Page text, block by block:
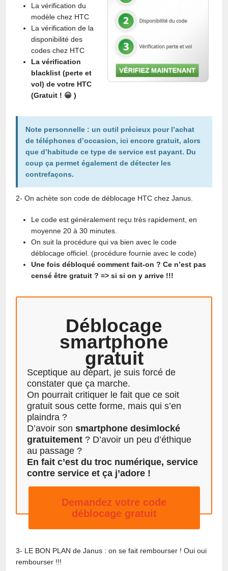
La vérification du
modèle chez HTC
La vérification de la
disponibilité des
codes chez HTC
La vérification
blacklist (perte et
vol) de votre HTC
(Gratuit ! 😀 )
Note personnelle : un outil précieux pour l’achat
de téléphones d’occasion, ici encore gratuit, alors
que d’habitude ce type de service est payant. Du
coup ça permet également de détecter les
contrefaçons.
2- On achète son code de déblocage HTC chez Janus.
Le code est généralement reçu très rapidement, en
moyenne 20 à 30 minutes.
On suit la procédure qui va bien avec le code
déblocage officiel. (procédure fournie avec le code)
Une fois débloqué comment fait-on ? Ce n’est pas
censé être gratuit ? => si si on y arrive !!!
Déblocage
smartphone
gratuit
Sceptique au départ, je suis forcé de
constater que ça marche.
On pourrait critiquer le fait que ce soit
gratuit sous cette forme, mais qui s’en
plaindra ?
D’avoir sonsmartphone desimlocké
gratuitement ? D’avoir un peu d’éthique
au passage ?
En fait c’est du troc numérique, service
contre service et ça j’adore !
Demandez votre code
déblocage gratuit
3- LE BON PLAN de Janus : on se fait rembourser ! Oui oui
rembourser !!!